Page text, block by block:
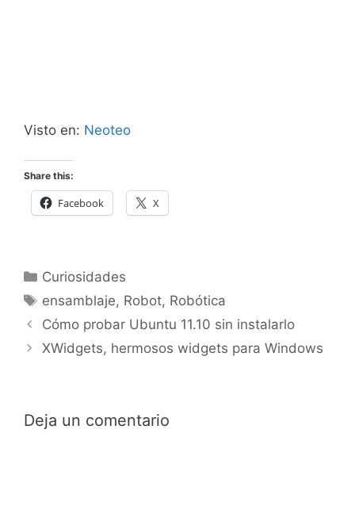
Visto en: Neoteo
Share this:
Facebook X
Categorías
Curiosidades
Etiquetas
ensamblaje, Robot, Robótica
Cómo probar Ubuntu 11.10 sin instalarlo
XWidgets, hermosos widgets para Windows
Deja un comentario